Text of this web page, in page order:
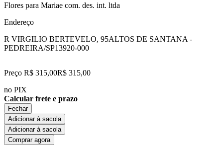
Flores para Mariae com. des. int. ltda
Endereço
R VIRGILIO BERTEVELO, 95ALTOS DE SANTANA -
PEDREIRA/SP13920-000
Preço R$ 315,00R$ 315,00
no PIX
Calcular frete e prazo
Fechar
Adicionar à sacola
Adicionar à sacola
Comprar agora